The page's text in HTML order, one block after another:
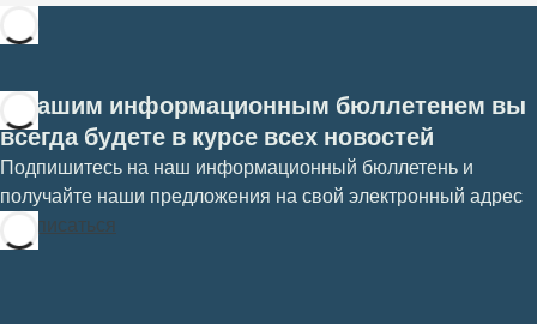
С нашим информационным бюллетенем вы
всегда будете в курсе всех новостей
Подпишитесь на наш информационный бюллетень и
получайте наши предложения на свой электронный адрес
Подписаться